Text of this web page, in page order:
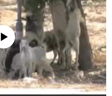
currently available